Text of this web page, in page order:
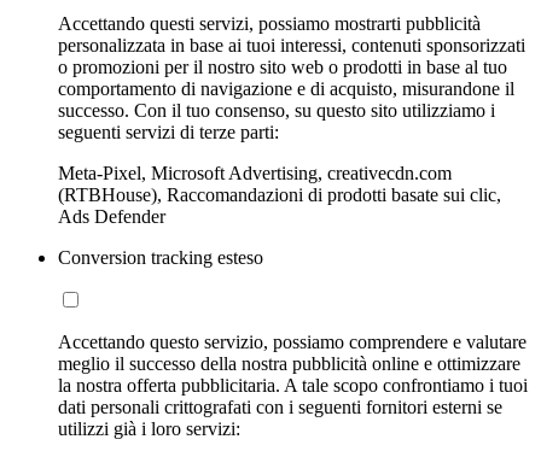
Accettando questi servizi, possiamo mostrarti pubblicità
personalizzata in base ai tuoi interessi, contenuti sponsorizzati
o promozioni per il nostro sito web o prodotti in base al tuo
comportamento di navigazione e di acquisto, misurandone il
successo. Con il tuo consenso, su questo sito utilizziamo i
seguenti servizi di terze parti:
Meta-Pixel, Microsoft Advertising, creativecdn.com
(RTBHouse), Raccomandazioni di prodotti basate sui clic,
Ads Defender
Conversion tracking esteso
Accettando questo servizio, possiamo comprendere e valutare
meglio il successo della nostra pubblicità online e ottimizzare
la nostra offerta pubblicitaria. A tale scopo confrontiamo i tuoi
dati personali crittografati con i seguenti fornitori esterni se
utilizzi già i loro servizi: